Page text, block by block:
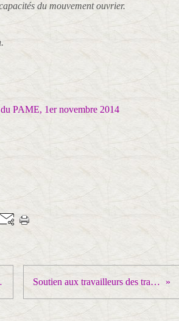
du mouvement ouvrier.
Soutien aux travailleurs des transports